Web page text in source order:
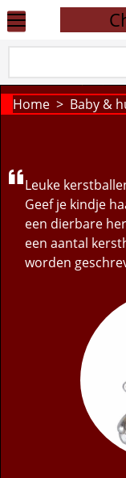
Home > Baby &
Leuke
Geef je kindje
een dierbare
een aantal
worden